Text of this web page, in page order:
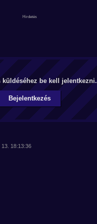
küldéséhez be kell jelentkezni.
Bejelentkezés
13. 18:13:36